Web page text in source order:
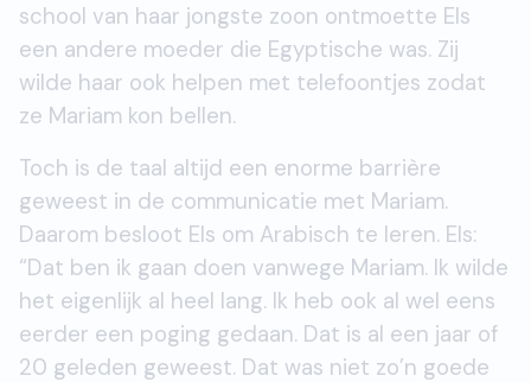
school van haar jongste zoon ontmoette Els
een andere moeder die Egyptische was. Zij
wilde haar ook helpen met telefoontjes zodat
ze Mariam kon bellen.
Toch is de taal altijd een enorme barrière
geweest in de communicatie met Mariam.
Daarom besloot Els om Arabisch te leren. Els:
“Dat ben ik gaan doen vanwege Mariam. Ik wilde
het eigenlijk al heel lang. Ik heb ook al wel eens
eerder een poging gedaan. Dat is al een jaar of
20 geleden geweest. Dat was niet zo’n goede